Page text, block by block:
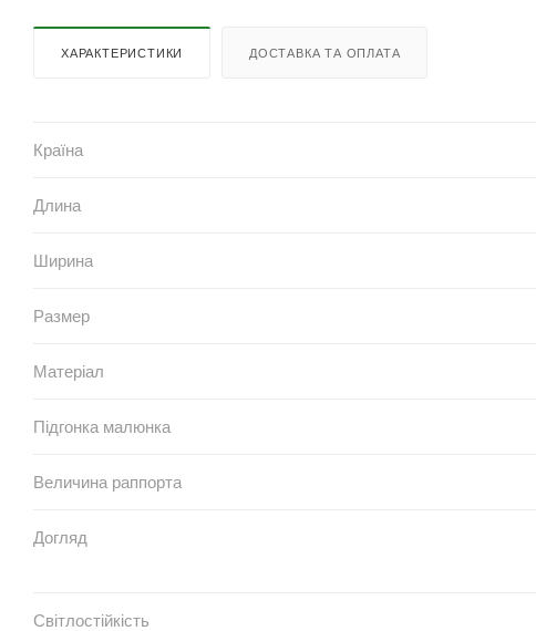
ХАРАКТЕРИСТИКИ ДОСТАВКА ТА ОПЛАТА
Країна
Длина
Ширина
Размер
Матеріал
Підгонка малюнка
Величина раппорта
Догляд
Світлостійкість